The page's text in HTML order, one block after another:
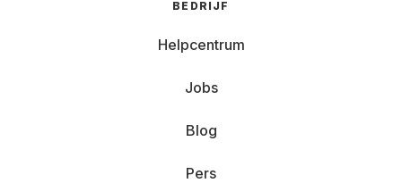
BEDRIJF
Helpcentrum
Jobs
Blog
Pers